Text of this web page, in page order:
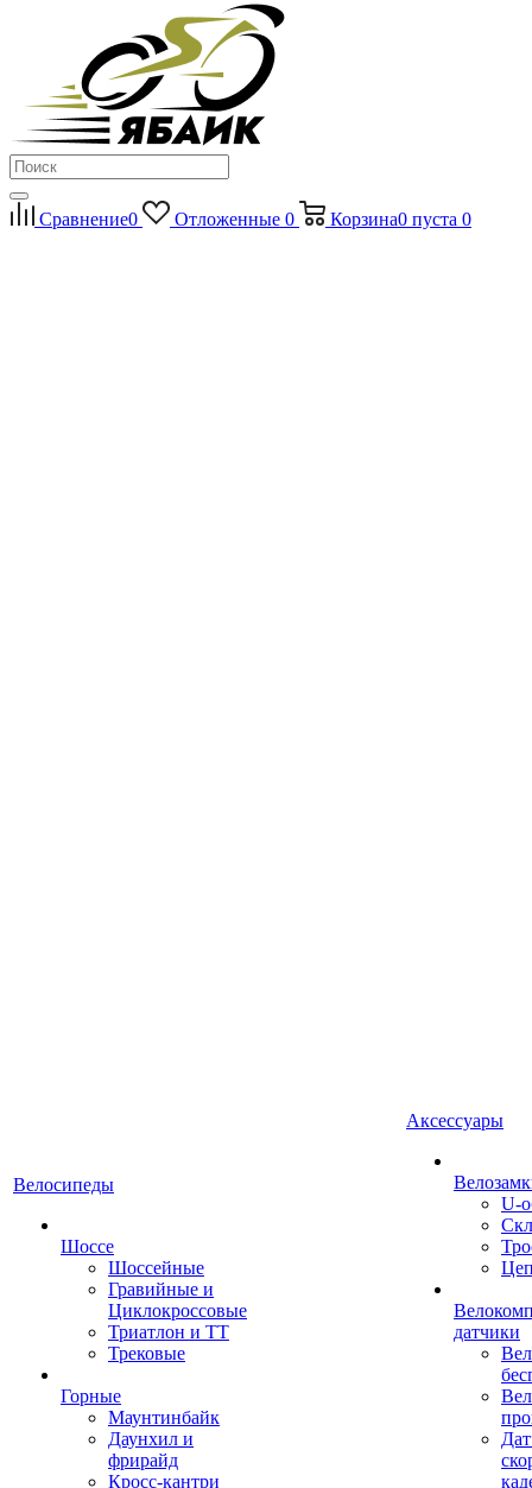
Сравнение0 Отложенные 0 Корзина0 пуста 0
Велосипеды
Шоссе
Шоссейные
Гравийные и
Циклокроссовые
Триатлон и ТТ
Трековые
Горные
Маунтинбайк
Даунхил и
фрирайд
Кросс-кантри
Аксессуары
U-
датчики